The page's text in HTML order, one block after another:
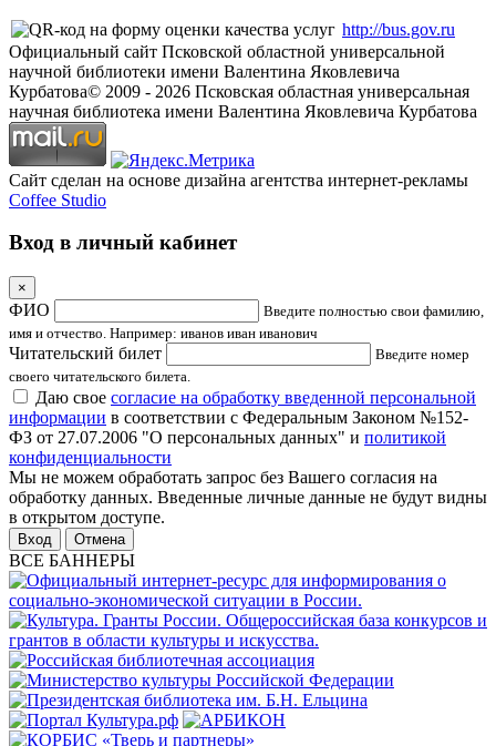
http://bus.gov.ru
Официальный сайт Псковской областной универсальной
научной библиотеки имени Валентина Яковлевича
Курбатова© 2009 - 2026 Псковская областная универсальная
научная библиотека имени Валентина Яковлевича Курбатова
Сайт сделан на основе дизайна агентства интернет-рекламы
Coffee Studio
Вход в личный кабинет
×
ФИО
Введите полностью свои фамилию,
имя и отчество. Например: иванов иван иванович
Читательский билет
Введите номер
своего читательского билета.
Даю свое согласие на обработку введенной персональной
информации в соответствии с Федеральным Законом №152-
ФЗ от 27.07.2006 "О персональных данных" и политикой
конфиденциальности
Мы не можем обработать запрос без Вашего согласия на
обработку данных. Введенные личные данные не будут видны
в открытом доступе.
Отмена
ВСЕ БАННЕРЫ